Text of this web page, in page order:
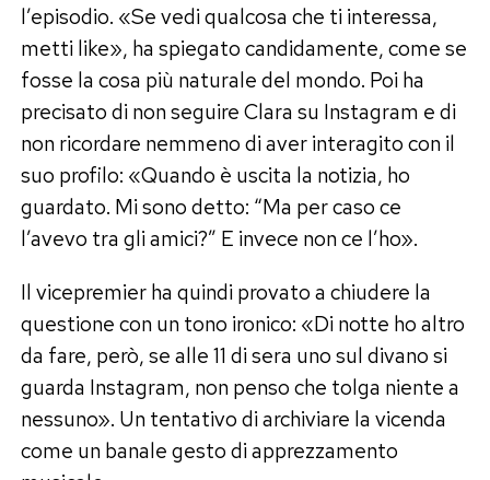
l’episodio. «Se vedi qualcosa che ti interessa,
metti like», ha spiegato candidamente, come se
fosse la cosa più naturale del mondo. Poi ha
precisato di non seguire Clara su Instagram e di
non ricordare nemmeno di aver interagito con il
suo profilo: «Quando è uscita la notizia, ho
guardato. Mi sono detto: “Ma per caso ce
l’avevo tra gli amici?” E invece non ce l’ho».
Il vicepremier ha quindi provato a chiudere la
questione con un tono ironico: «Di notte ho altro
da fare, però, se alle 11 di sera uno sul divano si
guarda Instagram, non penso che tolga niente a
nessuno». Un tentativo di archiviare la vicenda
come un banale gesto di apprezzamento